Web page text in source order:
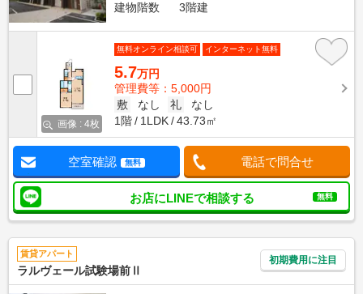
建物階数
3階建
画像 : 4枚
無料オンライン相談可 インターネット無料
5.7万円
管理費等：5,000円
敷
なし 礼
なし
1階
1LDK 43.73㎡
空室確認 無料 電話で問合せ
お店にLINEで相談する 無料
賃貸アパート
ラルヴェール試験場前Ⅱ
初期費用に注目